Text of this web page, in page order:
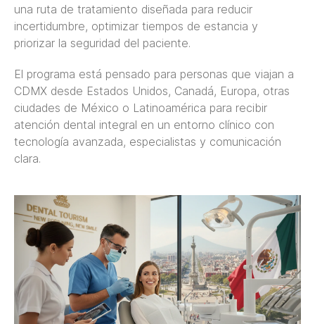
una ruta de tratamiento diseñada para reducir
incertidumbre, optimizar tiempos de estancia y
priorizar la seguridad del paciente.
El programa está pensado para personas que viajan a
CDMX desde Estados Unidos, Canadá, Europa, otras
ciudades de México o Latinoamérica para recibir
atención dental integral en un entorno clínico con
tecnología avanzada, especialistas y comunicación
clara.